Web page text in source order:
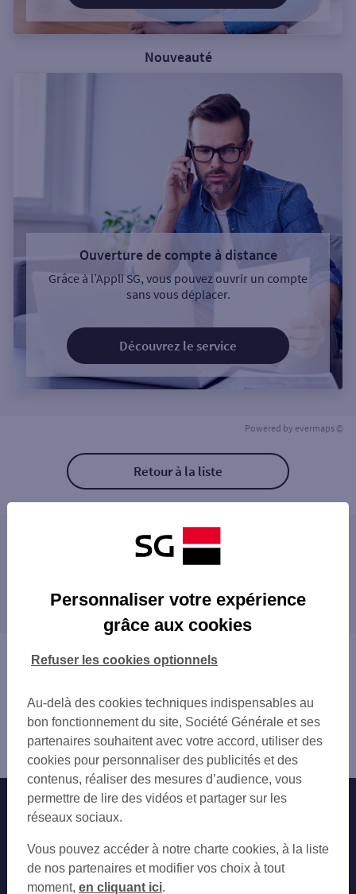
Nouveauté
Ouverture de compte à distance
Grâce à l’Appli SG, vous pouvez ouvrir un compte
sans vous déplacer.
Découvrez le service
Powered by evermaps ©
Retour à la liste
Les distributeurs/automates à proximité
TMP AMBERT ARLANC PONTEL
proximité
Vous êtes ici : Accueil
Ambert
Distributeur/automate AMBERT
Nos engagements Nous contacter
Autres sites SG
Professionnels
Personnaliser votre expérience
grâce aux cookies
Au-delà des cookies techniques indispensables au
bon fonctionnement du site, Société Générale et ses
partenaires souhaitent avec votre accord, utiliser des
cookies pour personnaliser des publicités et des
contenus, réaliser des mesures d’audience, vous
permettre de lire des vidéos et partager sur les
réseaux sociaux.
Vous pouvez accéder à notre charte cookies, à la liste
de nos partenaires et modifier vos choix à tout
moment, en cliquant ici.
Refuser les cookies optionnels